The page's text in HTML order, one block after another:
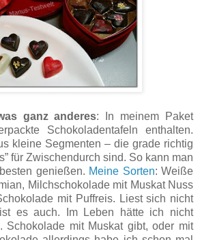
ganz anderes: In meinem Paket
Schokoladentafeln enthalten.
kleine Segmenten – die grade richtig
für Zwischendurch sind. So kann man
genießen. Meine Sorten: Weiße
Milchschokolade mit Muskat Nuss
mit Puffreis. Liest sich nicht
es auch. Im Leben hätte ich nicht
Schokolade mit Muskat gibt, oder mit